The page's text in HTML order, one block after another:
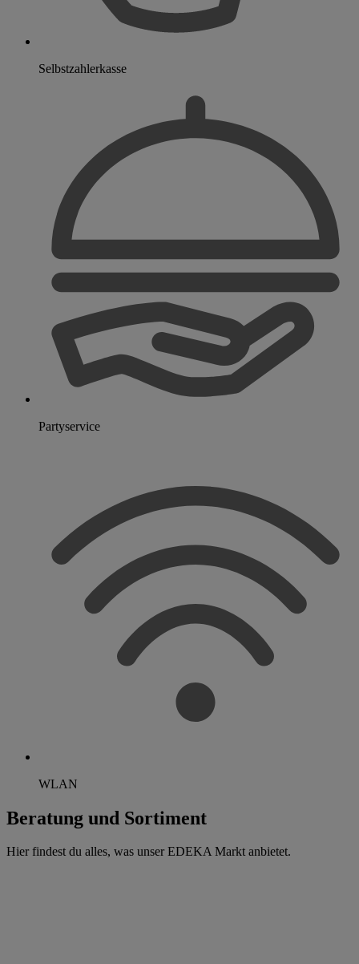
Selbstzahlerkasse
Partyservice
WLAN
Beratung und Sortiment
Hier findest du alles, was unser EDEKA Markt anbietet.